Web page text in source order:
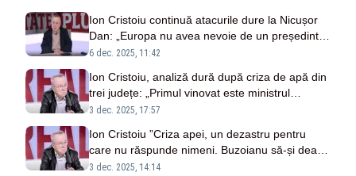
Ion Cristoiu continuă atacurile dure la Nicușor
Dan: „Europa nu avea nevoie de un președinte
pro-Trump. Acuzațiile cu rușii sunt propagandă
6 dec. 2025, 11:42
Ion Cristoiu, analiză dură după criza de apă din
trei județe: „Primul vinovat este ministrul
Mediului, apoi Bolojan”
3 dec. 2025, 17:57
Ion Cristoiu ”Criza apei, un dezastru pentru
care nu răspunde nimeni. Buzoianu să-și dea
demisia”
3 dec. 2025, 14:14